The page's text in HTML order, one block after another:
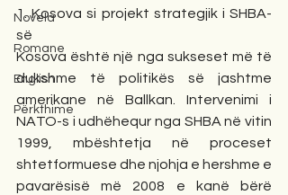
Novela
Romane
English
Përkthime
1. Kosova si projekt strategjik i SHBA-
së
Kosova është një nga sukseset më të
dukshme të politikës së jashtme
amerikane në Ballkan. Intervenimi i
NATO-s i udhëhequr nga SHBA në vitin
1999, mbështetja në proceset
shtetformuese dhe njohja e hershme e
pavarësisë më 2008 e kanë bërë